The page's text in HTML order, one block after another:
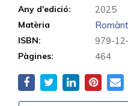
Any d'edició: 2025
Matèria
ISBN: 979-
Pàgines: 464